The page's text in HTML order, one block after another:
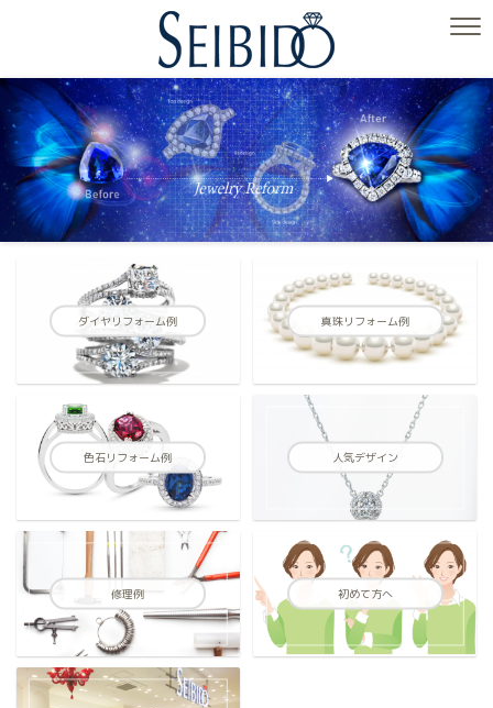
ダイヤリフォーム例 真珠リフォーム例
色石リフォーム例 人気デザイン
修理例 初めて方へ